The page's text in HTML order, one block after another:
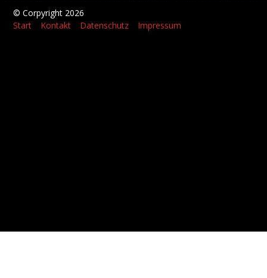
© Corpyright 2026
Start
Kontakt Datenschutz Impressum